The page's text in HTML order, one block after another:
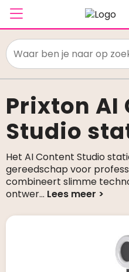
Textiel
Paraplu's
Caps & Beanies
Tassen
Drinkwaren
Prixton AI
Studio
Het AI Content Studio
gereedschap voor
combineert slimme
ontwer...